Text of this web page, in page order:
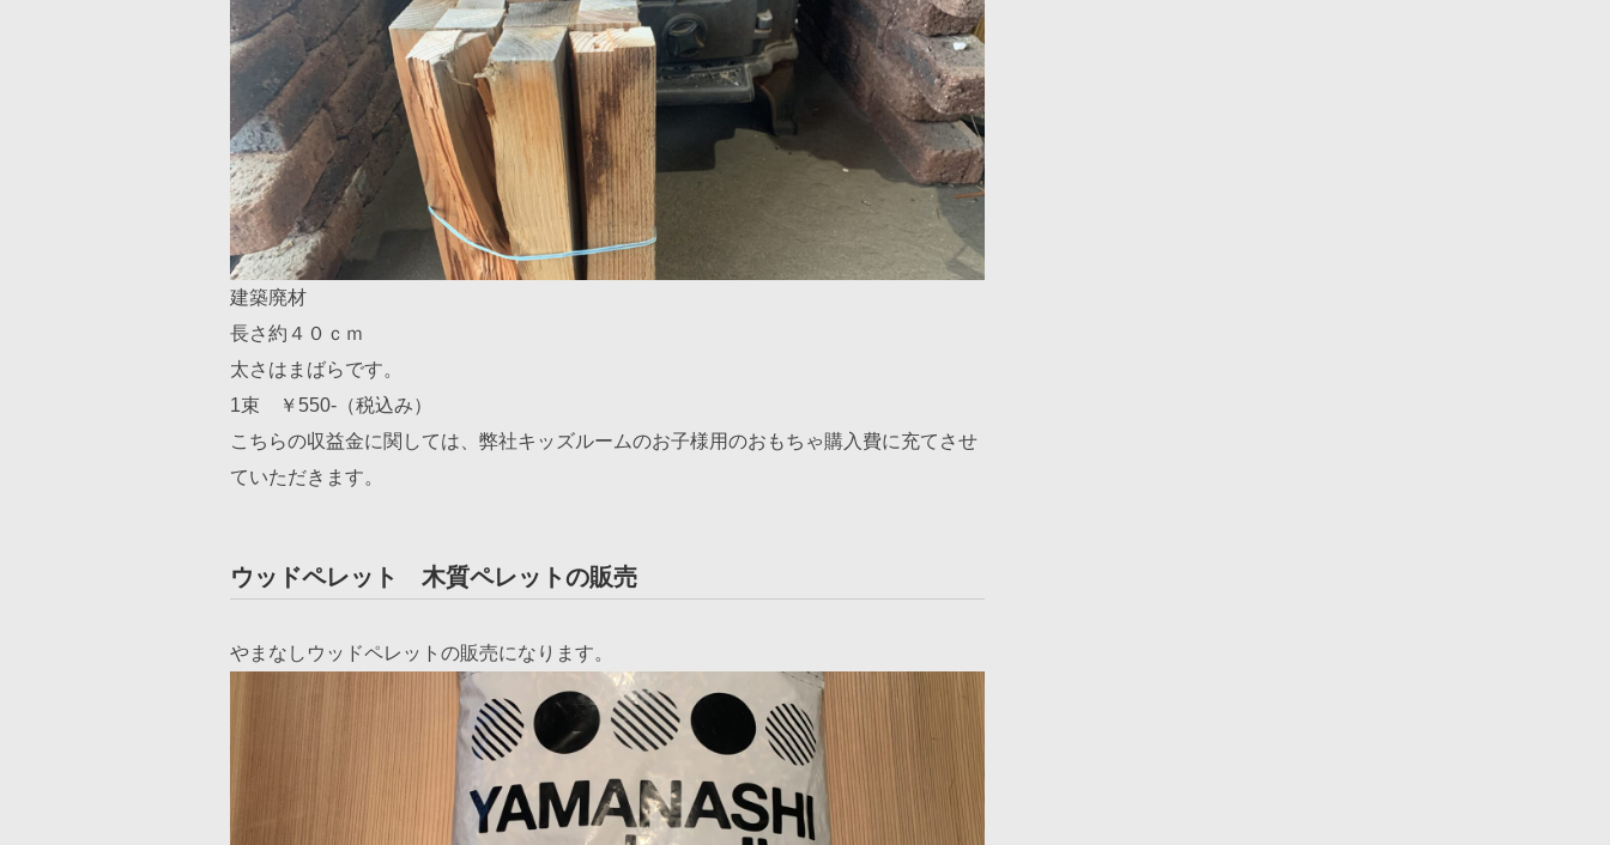
建築廃材
長さ約４０ｃｍ
太さはまばらです。
1束 ￥550-（税込み）
こちらの収益金に関しては、弊社キッズルームのお子様用のおもちゃ購入費に充てさせ
ていただきます。
ウッドペレット 木質ペレットの販売
やまなしウッドペレットの販売になります。